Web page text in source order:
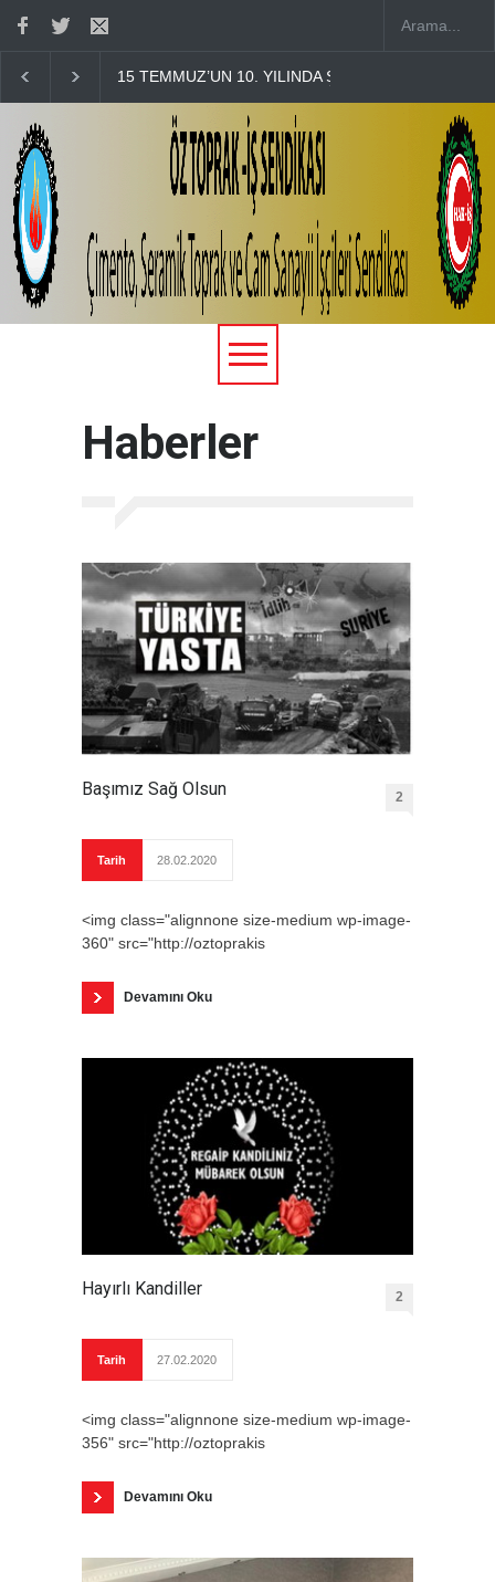
ANDIK ÖZ TOPRAK-İŞ, 15 TEMMUZ DEMOKRASİ VE
Haberler
Başımız Sağ Olsun 2
Tarih 28.02.2020
<img class="alignnone size-medium wp-image-
360" src="http://oztoprakis
Devamını Oku
Hayırlı Kandiller 2
Tarih 27.02.2020
<img class="alignnone size-medium wp-image-
356" src="http://oztoprakis
Devamını Oku